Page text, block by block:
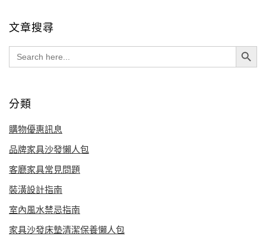
文章搜尋
Search
for:
Search Button
分類
購物優惠訊息
品牌家具沙發懶人包
客廳家具常見問題
裝潢設計指南
室內風水禁忌指南
家具沙發床墊清潔保養懶人包